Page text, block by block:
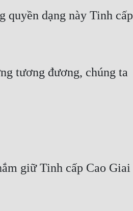
quyền dạng này Tinh cấp
tương đương, chúng ta
giữ Tinh cấp Cao Giai